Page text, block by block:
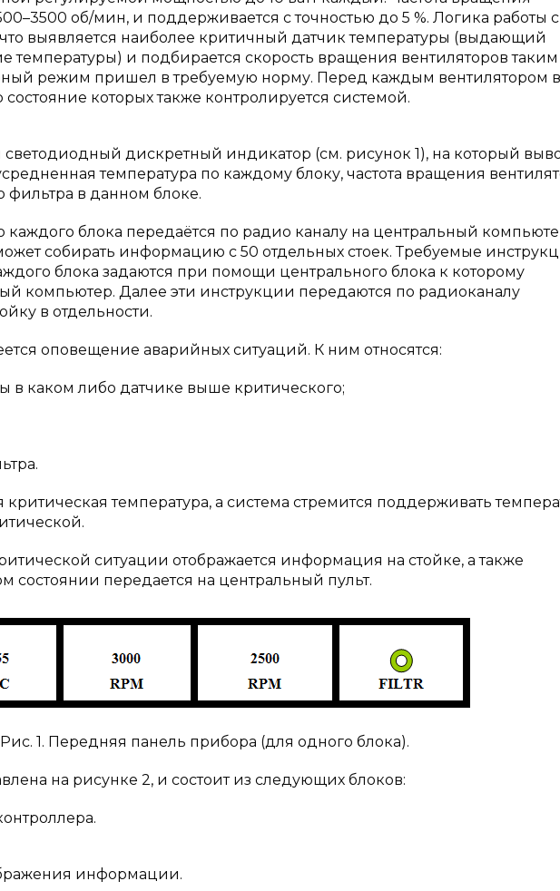
об/мин, и поддерживается с точностью до 5 %. Логика работы
выявляется наиболее критичный датчик температуры (выдающий
температуры) и подбирается скорость вращения вентиляторов таким
режим пришел в требуемую норму. Перед каждым вентилятором
которых также контролируется системой.
дискретный индикатор (см. рисунок 1), на который
температура по каждому блоку, частота вращения
фильтра в данном блоке.
блока передаётся по радио каналу на центральный
собирать информацию с 50 отдельных стоек. Требуемые
блока задаются при помощи центрального блока к которому
компьютер. Далее эти инструкции передаются по радиоканалу
в отдельности.
оповещение аварийных ситуаций. К ним относятся:
в каком либо датчике выше критического;
температура, а система стремится поддерживать
ситуации отображается информация на стойке, а также
состоянии передается на центральный пульт.
Рис. 1. Передняя панель прибора (для одного блока).
на рисунке 2, и состоит из следующих блоков:
информации.